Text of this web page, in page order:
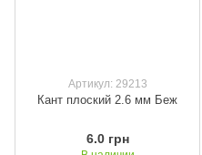
Артикул: 29213
Кант плоский 2.6 мм Беж
6.0 грн